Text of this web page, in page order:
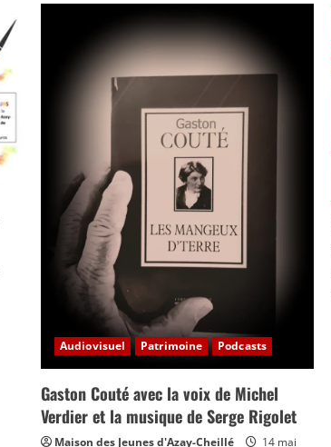
Audiovisuel Patrimoine Podcasts
Gaston Couté avec la voix de Michel
Verdier et la musique de Serge Rigolet
Maison des Jeunes d'Azay-Cheillé 14 mai